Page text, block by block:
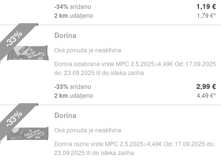
-34%sniženo
2 km udaljeno
1,19 €
1,79 €
Dorina
Ova ponuda je neaktivna
Dorina odabrane vrste MPC 2.5.2025=4,49€ Od: 17.09.2025
do: 23.09.2025 ili do isteka zaliha
-33%sniženo
2 km udaljeno
2,99 €
4,49 €
-33%
Dorina
Ova ponuda je neaktivna
Dorina razne vrste MPC 2.5.2025=4,49€ Od: 17.09.2025 do:
23.09.2025 ili do isteka zaliha
-33%